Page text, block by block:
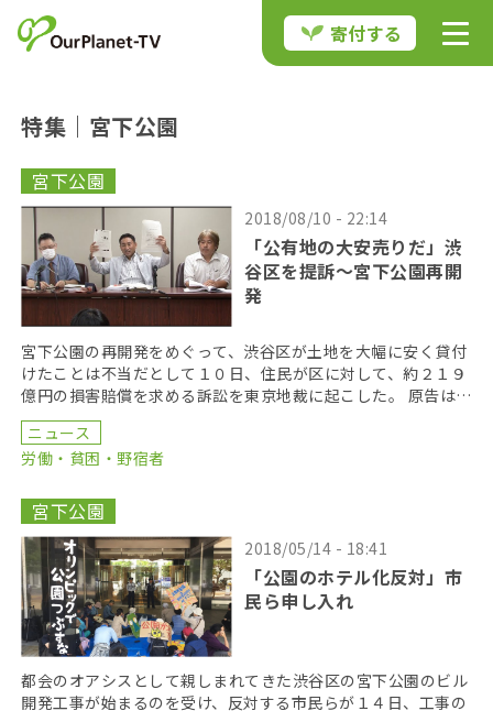
寄付する
特集｜宮下公園
宮下公園
2018/08/10 - 22:14
「公有地の大安売りだ」渋
谷区を提訴～宮下公園再開
発
宮下公園の再開発をめぐって、渋谷区が土地を大幅に安く貸付
けたことは不当だとして１０日、住民が区に対して、約２１９
億円の損害賠償を求める訴訟を東京地裁に起こした。 原告は渋
谷区民と堀切稔仁渋谷区議会議員の２人。訴状によると […]
ニュース
労働・貧困・野宿者
宮下公園
2018/05/14 - 18:41
「公園のホテル化反対」市
民ら申し入れ
都会のオアシスとして親しまれてきた渋谷区の宮下公園のビル
開発工事が始まるのを受け、反対する市民らが１４日、工事の